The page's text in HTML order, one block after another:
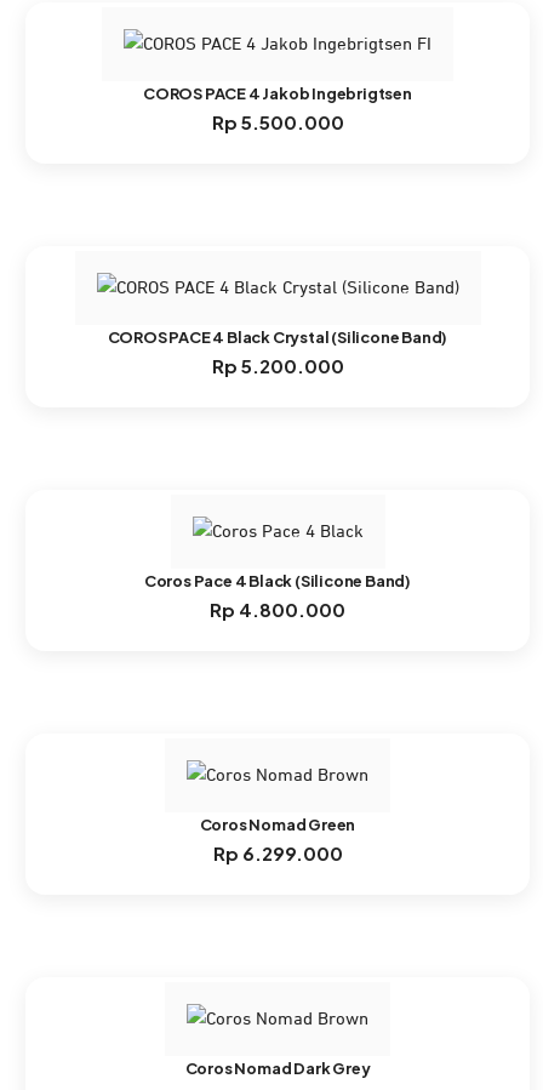
COROS PACE 4 Jakob Ingebrigtsen
Rp 5.500.000
COROS PACE 4 Black Crystal (Silicone Band)
Rp 5.200.000
Coros Pace 4 Black (Silicone Band)
Rp 4.800.000
Coros Nomad Green
Rp 6.299.000
Coros Nomad Dark Grey